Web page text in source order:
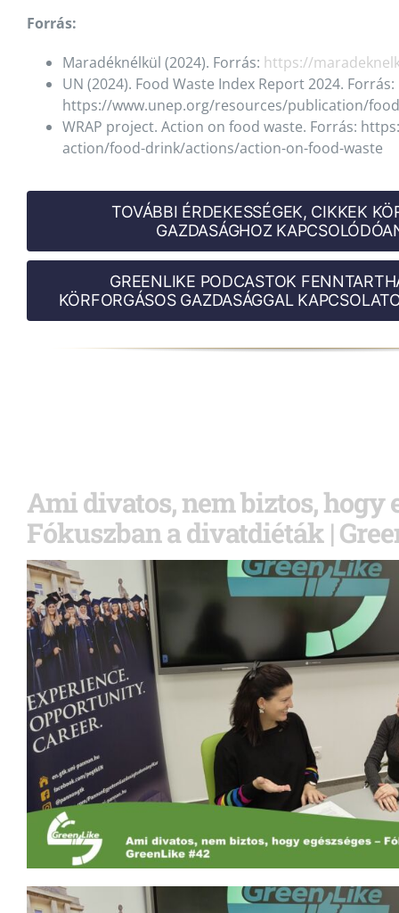
Forrás:
Maradéknélkül (2024). Forrás: https://
UN (2024). Food Waste Index Report 2024. Forrás:
https://www.unep.org/resources/publication/
WRAP project. Action on food waste. Forrás:
action/food-drink/actions/action-on-food-waste
TOVÁBBI ÉRDEKESSÉGEK, CIKKEK
GAZDASÁGHOZ
GREENLIKE PODCASTOK
KÖRFORGÁSOS GAZDASÁGGAL
Ami divatos, nem biztos, hogy
Fókuszban a divatdiéták |